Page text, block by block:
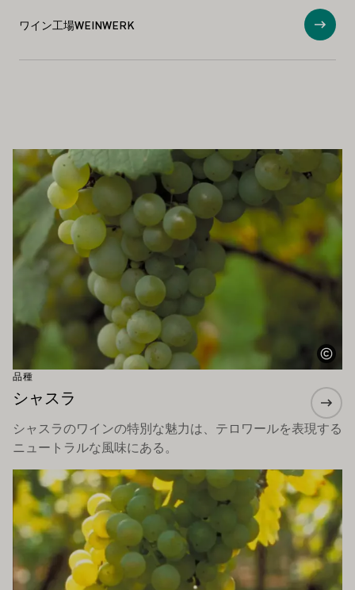
ワイン工場WEINWERK ショ
お勧めです
品種
シャスラ
シャスラのワインの特別な魅力は、テロワールを表現する
ニュートラルな風味にある。
もっと詳しく
もっと詳しく